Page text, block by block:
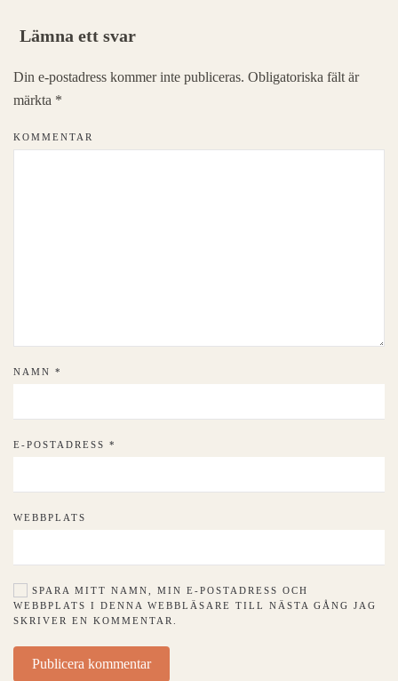
Lämna ett svar
Din e-postadress kommer inte publiceras. Obligatoriska fält är
märkta *
KOMMENTAR
NAMN *
E-POSTADRESS *
WEBBPLATS
SPARA MITT NAMN, MIN E-POSTADRESS OCH
WEBBPLATS I DENNA WEBBLÄSARE TILL NÄSTA GÅNG JAG
SKRIVER EN KOMMENTAR.
Publicera kommentar